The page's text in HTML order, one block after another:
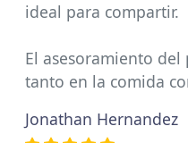
ideal para compartir.
El asesoramiento
tanto en la comida
Jonathan Hernandez